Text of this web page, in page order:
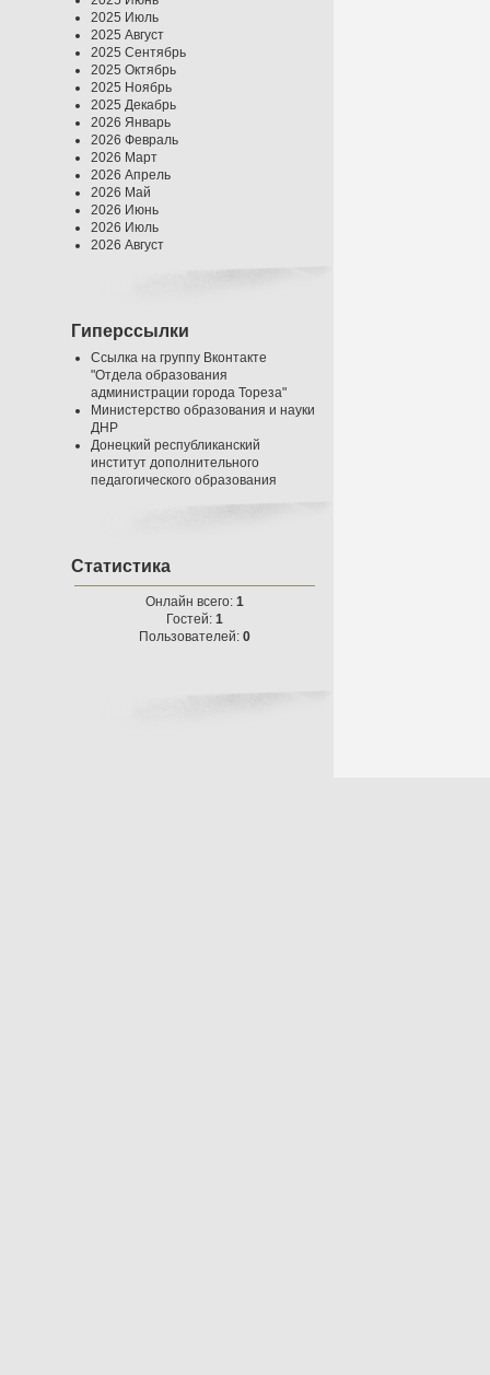
2025 Июль
2025 Август
2025 Сентябрь
2025 Октябрь
2025 Ноябрь
2025 Декабрь
2026 Январь
2026 Февраль
2026 Март
2026 Апрель
2026 Май
2026 Июнь
2026 Июль
2026 Август
Гиперссылки
Ссылка на группу Вконтакте
"Отдела образования
администрации города Тореза"
Министерство образования и науки
ДНР
Донецкий республиканский
институт дополнительного
педагогического образования
Статистика
Онлайн всего: 1
Гостей: 1
Пользователей: 0